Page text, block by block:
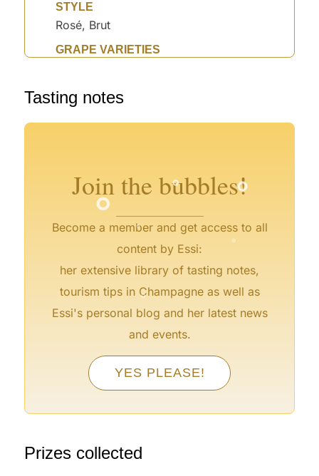
STYLE
Rosé, Brut
GRAPE VARIETIES
Tasting notes
Join the bubbles!
Become a member and get access to all
content by Essi:
her extensive library of tasting notes,
tourism tips in Champagne as well as
Essi's personal blog and her latest news
and events.
YES PLEASE!
°
°
° °
°
Prizes collected